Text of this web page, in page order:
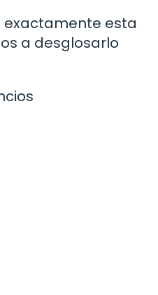
exactamente esta
a desglosarlo